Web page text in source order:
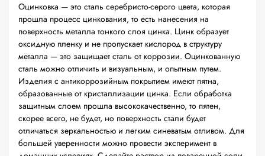
Оцинковка — это сталь серебристо-серого цвета, которая
прошла процесс цинкования, то есть нанесения на
поверхность металла тонкого слоя цинка. Цинк образует
оксидную пленку и не пропускает кислород в структуру
металла — это защищает сталь от коррозии. Оцинкованную
сталь можно отличить и визуальным, и опытным путем.
Изделия с антикоррозийным покрытием имеют пятна,
образованные от кристаллизации цинка. Если обработка
защитным слоем прошла высококачественно, то пятен,
скорее всего, не будет, но поверхность стали будет
отличаться зеркальностью и легким синеватым отливом. Для
большей уверенности можно провести эксперимент в